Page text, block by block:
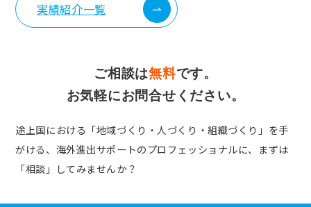
実績紹介一覧
ご相談は無料です。
お気軽にお問合せください。
途上国における「地域づくり・人づくり・組織づくり」を手
がける、 海外進出サポートのプロフェッショナルに、まずは
「相談」してみませんか？